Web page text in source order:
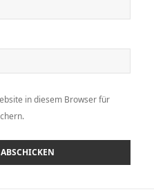
in diesem Browser für